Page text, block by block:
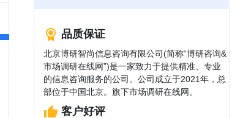
品质保证
北京博研智尚信息咨询有限公司(简称“博研咨询&
市场调研在线网”)是一家致力于提供精准、专业
的信息咨询服务的公司。公司成立于2021年，总
部位于中国北京。旗下市场调研在线网。
客户好评